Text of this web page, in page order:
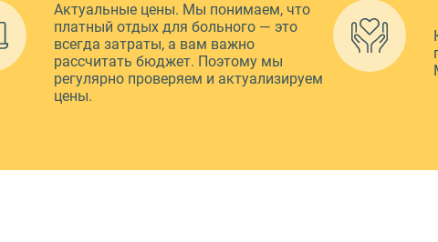
Актуальные цены. Мы понимаем, что
платный отдых для больного — это
всегда затраты, а вам важно
рассчитать бюджет. Поэтому мы
регулярно проверяем и актуализируем
цены.